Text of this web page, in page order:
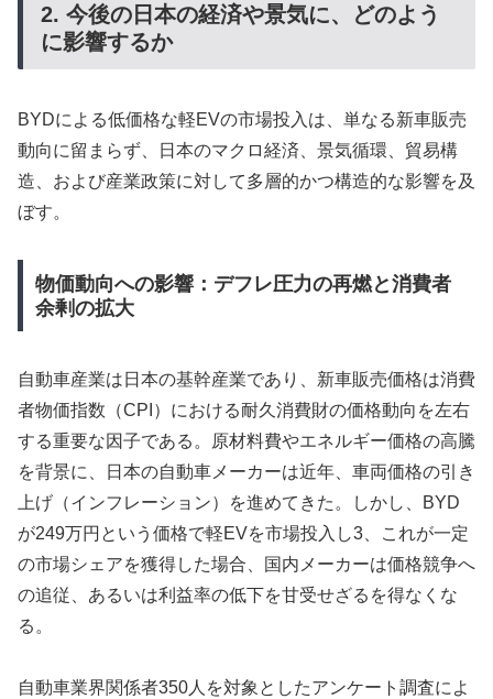
2. 今後の日本の経済や景気に、どのよう
に影響するか
BYDによる低価格な軽EVの市場投入は、単なる新車販売
動向に留まらず、日本のマクロ経済、景気循環、貿易構
造、および産業政策に対して多層的かつ構造的な影響を及
ぼす。
物価動向への影響：デフレ圧力の再燃と消費者
余剰の拡大
自動車産業は日本の基幹産業であり、新車販売価格は消費
者物価指数（CPI）における耐久消費財の価格動向を左右
する重要な因子である。原材料費やエネルギー価格の高騰
を背景に、日本の自動車メーカーは近年、車両価格の引き
上げ（インフレーション）を進めてきた。しかし、BYD
が249万円という価格で軽EVを市場投入し3、これが一定
の市場シェアを獲得した場合、国内メーカーは価格競争へ
の追従、あるいは利益率の低下を甘受せざるを得なくな
る。
自動車業界関係者350人を対象としたアンケート調査によ